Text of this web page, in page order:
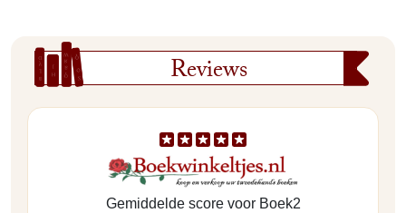
Reviews
Gemiddelde score voor Boek2